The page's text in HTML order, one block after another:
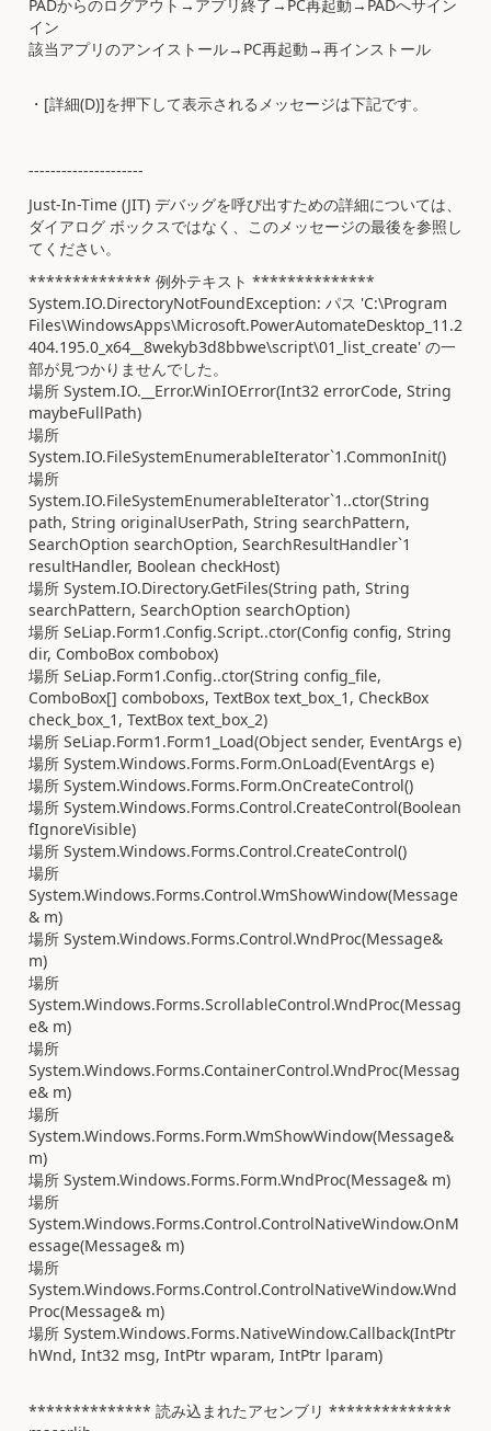
PADからのログアウト→アプリ終了→PC再起動→PADへサイン
イン
該当アプリのアンイストール→PC再起動→再インストール
・[詳細(D)]を押下して表示されるメッセージは下記です。
---------------------
Just-In-Time (JIT) デバッグを呼び出すための詳細については、
ダイアログ ボックスではなく、このメッセージの最後を参照し
てください。
************** 例外テキスト **************
System.IO.DirectoryNotFoundException: パス 'C:\Program
Files\WindowsApps\Microsoft.PowerAutomateDesktop_11.2
404.195.0_x64__8wekyb3d8bbwe\script\01_list_create' の一
部が見つかりませんでした。
場所 System.IO.__Error.WinIOError(Int32 errorCode, String
maybeFullPath)
場所
System.IO.FileSystemEnumerableIterator`1.CommonInit()
場所
System.IO.FileSystemEnumerableIterator`1..ctor(String
path, String originalUserPath, String searchPattern,
SearchOption searchOption, SearchResultHandler`1
resultHandler, Boolean checkHost)
場所 System.IO.Directory.GetFiles(String path, String
searchPattern, SearchOption searchOption)
場所 SeLiap.Form1.Config.Script..ctor(Config config, String
dir, ComboBox combobox)
場所 SeLiap.Form1.Config..ctor(String config_file,
ComboBox[] comboboxs, TextBox text_box_1, CheckBox
check_box_1, TextBox text_box_2)
場所 SeLiap.Form1.Form1_Load(Object sender, EventArgs e)
場所 System.Windows.Forms.Form.OnLoad(EventArgs e)
場所 System.Windows.Forms.Form.OnCreateControl()
場所 System.Windows.Forms.Control.CreateControl(Boolean
fIgnoreVisible)
場所 System.Windows.Forms.Control.CreateControl()
場所
System.Windows.Forms.Control.WmShowWindow(Message
& m)
場所 System.Windows.Forms.Control.WndProc(Message&
m)
場所
System.Windows.Forms.ScrollableControl.WndProc(Messag
e& m)
場所
System.Windows.Forms.ContainerControl.WndProc(Messag
e& m)
場所
System.Windows.Forms.Form.WmShowWindow(Message&
m)
場所 System.Windows.Forms.Form.WndProc(Message& m)
場所
System.Windows.Forms.Control.ControlNativeWindow.OnM
essage(Message& m)
場所
System.Windows.Forms.Control.ControlNativeWindow.Wnd
Proc(Message& m)
場所 System.Windows.Forms.NativeWindow.Callback(IntPtr
hWnd, Int32 msg, IntPtr wparam, IntPtr lparam)
************** 読み込まれたアセンブリ **************